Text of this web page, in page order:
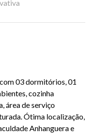
03 dormitórios, 01
cozinha
área de serviço
Ótima localização,
Anhanguera e